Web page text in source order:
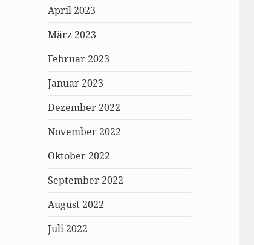
April 2023
März 2023
Februar 2023
Januar 2023
Dezember 2022
November 2022
Oktober 2022
September 2022
August 2022
Juli 2022